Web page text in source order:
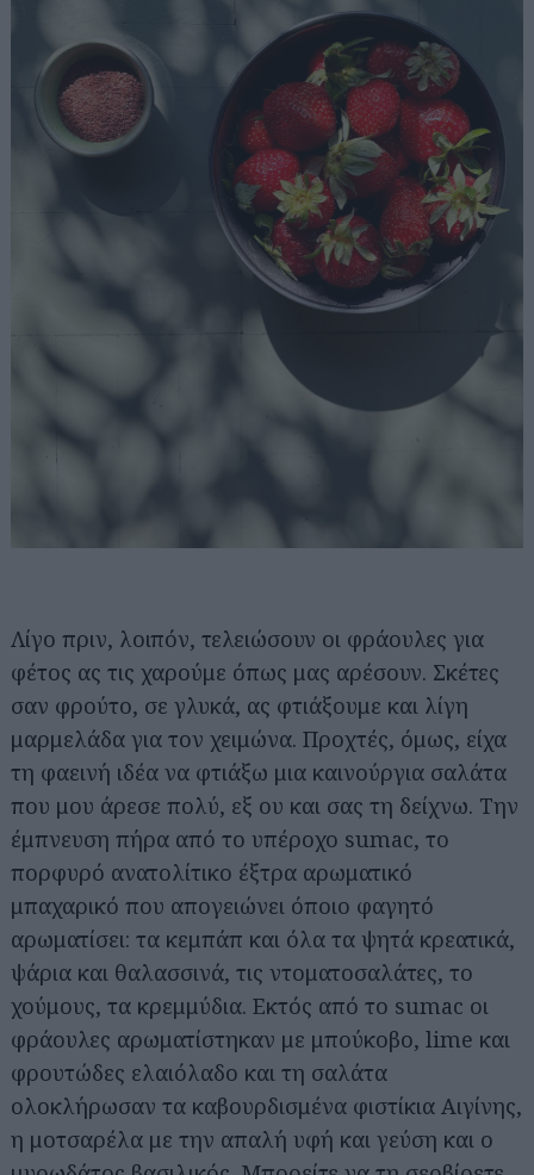
Λίγο πριν, λοιπόν, τελειώσουν οι φράουλες για
φέτος ας τις χαρούμε όπως μας αρέσουν. Σκέτες
σαν φρούτο, σε γλυκά, ας φτιάξουμε και λίγη
μαρμελάδα για τον χειμώνα. Προχτές, όμως, είχα
τη φαεινή ιδέα να φτιάξω μια καινούργια σαλάτα
που μου άρεσε πολύ, εξ ου και σας τη δείχνω. Την
έμπνευση πήρα από το υπέροχο sumac, το
πορφυρό ανατολίτικο έξτρα αρωματικό
μπαχαρικό που απογειώνει όποιο φαγητό
αρωματίσει: τα κεμπάπ και όλα τα ψητά κρεατικά,
ψάρια και θαλασσινά, τις ντοματοσαλάτες, το
χούμους, τα κρεμμύδια. Εκτός από το sumac οι
φράουλες αρωματίστηκαν με μπούκοβο, lime και
φρουτώδες ελαιόλαδο και τη σαλάτα
ολοκλήρωσαν τα καβουρδισμένα φιστίκια Αιγίνης,
η μοτσαρέλα με την απαλή υφή και γεύση και ο